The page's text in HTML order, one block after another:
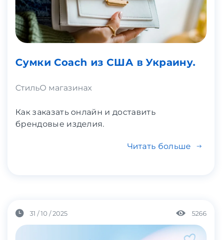
Сумки Coach из США в Украину.
СтильО магазинах
Как заказать онлайн и доставить
брендовые изделия.
Читать больше
31 / 10 / 2025 5266